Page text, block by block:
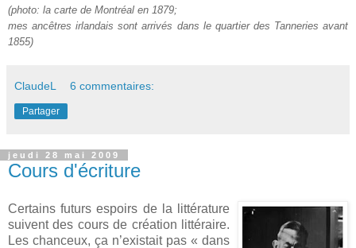
(photo: la carte de Montréal en 1879;
mes ancêtres irlandais sont arrivés dans le quartier des Tanneries avant
1855)
ClaudeL 6 commentaires:
Partager
jeudi 28 mai 2009
Cours d'écriture
Certains futurs espoirs de la littérature
suivent des cours de création littéraire.
Les chanceux, ça n’existait pas « dans